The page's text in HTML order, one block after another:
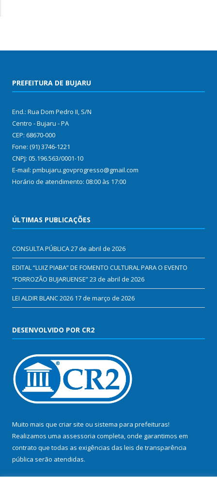
PREFEITURA DE BUJARU
End.: Rua Dom Pedro II, S/N
Centro - Bujaru - PA
CEP: 68670-000
Fone: (91) 3746-1221
CNPJ: 05.196.563/0001-10
E-mail: pmbujaru.govprogresso@gmail.com
Horário de atendimento: 08:00 às 17:00
ÚLTIMAS PUBLICAÇÕES
CONSULTA PÚBLICA27 de abril de 2026
EDITAL “LUIZ PIABA” DE FOMENTO CULTURAL PARA O EVENTO
“FORROZÃO BUJARUENSE”23 de abril de 2026
LEI ALDIR BLANC 2026 17 de março de 2026
DESENVOLVIDO POR CR2
Muito mais que criar site ou sistema para prefeituras!
Realizamos uma assessoria completa, onde garantimos em
contrato que todas as exigências das leis de transparência
pública serão atendidas.